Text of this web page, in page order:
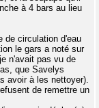
à 4 bars au lieu
de circulation d'eau
le gars a noté sur
n'avait pas vu de
que Savelys
avoir à les nettoyer).
de remettre un